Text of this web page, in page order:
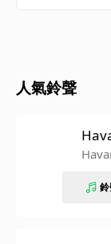
人氣鈴聲